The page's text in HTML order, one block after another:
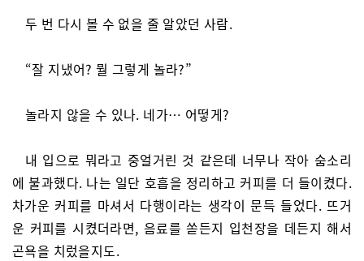
두 번 다시 볼 수 없을 줄 알았던 사람.
“잘 지냈어? 뭘 그렇게 놀라?”
놀라지 않을 수 있나. 네가… 어떻게?
내 입으로 뭐라고 중얼거린 것 같은데 너무나 작아 숨소리
에 불과했다. 나는 일단 호흡을 정리하고 커피를 더 들이켰다.
차가운 커피를 마셔서 다행이라는 생각이 문득 들었다. 뜨거
운 커피를 시켰더라면, 음료를 쏟든지 입천장을 데든지 해서
곤욕을 치렀을지도.